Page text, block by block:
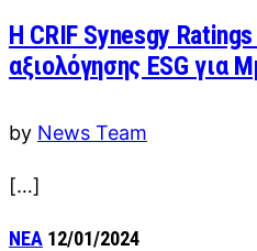
Η CRIF Synesgy
αξιολόγησης ESG για
by News Team
[…]
ΝΕΑ 12/01/2024